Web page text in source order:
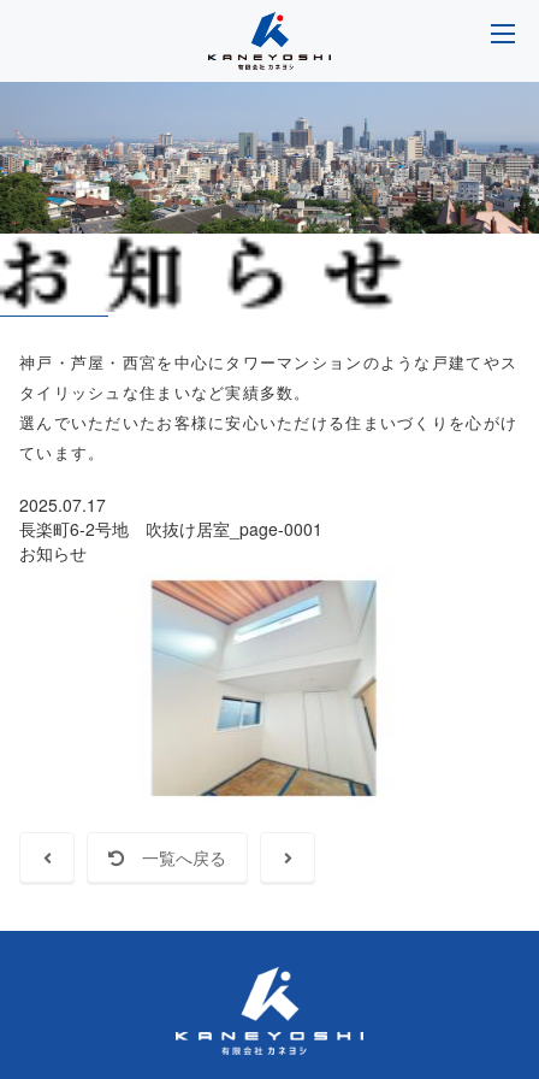
神戸・芦屋・西宮を中心にタワーマンションのような戸建てやス
タイリッシュな住まいなど実績多数。
選んでいただいたお客様に安心いただける住まいづくりを心がけ
ています。
2025.07.17
長楽町6-2号地 吹抜け居室_page-0001
お知らせ
一覧へ戻る